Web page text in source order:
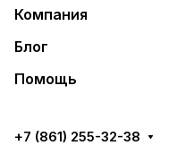
Компания
Блог
Помощь
+7 (861) 255-32-38